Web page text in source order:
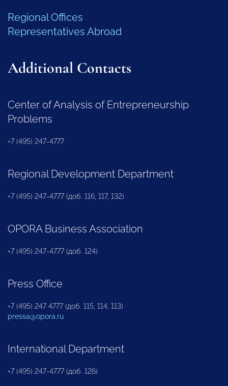
Regional Offices
Representatives Abroad
Additional Contacts
Center of Analysis of Entrepreneurship
Problems
+7 (495) 247-4777
Regional Development Department
+7 (495) 247-4777 (доб. 116, 117, 132)
OPORA Business Association
+7 (495) 247-4777 (доб. 124)
Press Office
+7 (495) 247 4777 (доб. 115, 114, 113)
pressa@opora.ru
International Department
+7 (495) 247-4777 (доб. 126)